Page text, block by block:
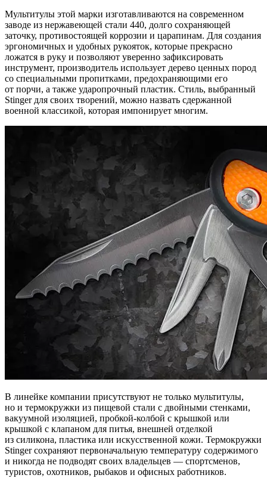
Мультитулы этой марки изготавливаются на современном
заводе из нержавеющей стали 440, долго сохраняющей
заточку, противостоящей коррозии и царапинам. Для создания
эргономичных и удобных рукояток, которые прекрасно
ложатся в руку и позволяют уверенно зафиксировать
инструмент, производитель использует дерево ценных пород
со специальными пропитками, предохраняющими его
от порчи, а также ударопрочный пластик. Стиль, выбранный
Stinger для своих творений, можно назвать сдержанной
военной классикой, которая импонирует многим.
В линейке компании присутствуют не только мультитулы,
но и термокружки из пищевой стали с двойными стенками,
вакуумной изоляцией, пробкой-колбой с крышкой или
крышкой с клапаном для питья, внешней отделкой
из силикона, пластика или искусственной кожи. Термокружки
Stinger сохраняют первоначальную температуру содержимого
и никогда не подводят своих владельцев — спортсменов,
туристов, охотников, рыбаков и офисных работников.